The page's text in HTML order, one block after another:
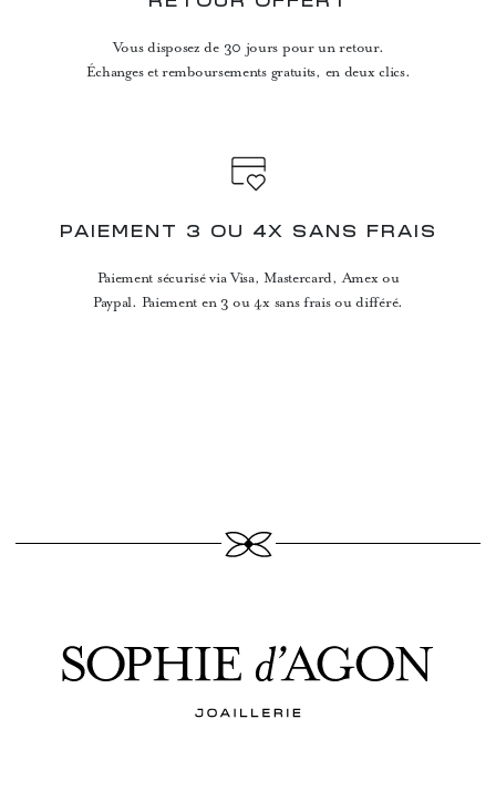
Vous disposez de 30 jours pour un retour.
Échanges et remboursements gratuits, en deux clics.
PAIEMENT 3 OU 4X SANS FRAIS
Paiement sécurisé via Visa, Mastercard, Amex ou
Paypal. Paiement en 3 ou 4x sans frais ou différé.